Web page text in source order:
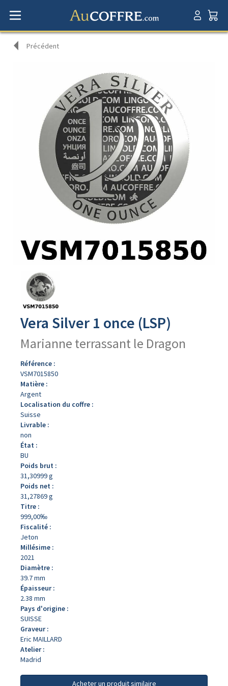
Précédent
produit
Vera Silver 1 once (LSP)
Marianne terrassant le Dragon
Référence :
VSM7015850
Matière :
Argent
Localisation du coffre :
Suisse
Livrable :
non
État :
BU
Poids brut :
31,30999 g
Poids net :
31,27869 g
Titre :
999,00‰
Fiscalité :
Jeton
Millésime :
2021
Diamètre :
39.7 mm
Épaisseur :
2.38 mm
Pays d'origine :
SUISSE
Graveur :
Eric MAILLARD
Atelier :
Madrid
Acheter un produit similaire